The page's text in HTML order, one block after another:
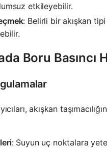
etkileyebilir.
: Belirli bir akışkan
Boru Basıncı
akışkan
: Suyun uç noktalara